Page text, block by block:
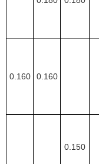
0.160 0.160
0.150